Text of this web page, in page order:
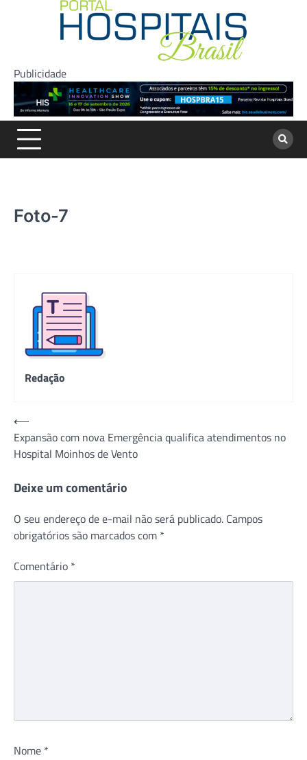
Publicidade
Foto-7
Redação
Navegação
de
Post
⟵
Expansão com nova Emergência qualifica atendimentos no
Hospital Moinhos de Vento
Deixe um comentário
O seu endereço de e-mail não será publicado. Campos
obrigatórios são marcados com *
Comentário *
Nome *